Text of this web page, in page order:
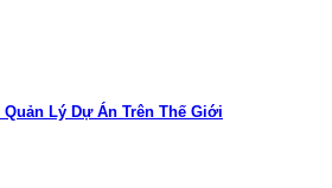
Lý Dự Án Trên Thế Giới